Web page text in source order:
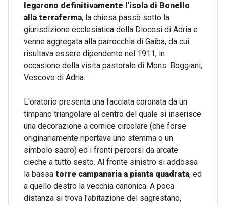
legarono definitivamente l'isola di Bonello
alla terraferma, la chiesa passò sotto la
giurisdizione ecclesiatica della Diocesi di Adria e
venne aggregata alla parrocchia di Gaiba, da cui
risultava essere dipendente nel 1911, in
occasione della visita pastorale di Mons. Boggiani,
Vescovo di Adria.
L'oratorio presenta una facciata coronata da un
timpano triangolare al centro del quale si inserisce
una decorazione a cornice circolare (che forse
originariamente riportava uno stemma o un
simbolo sacro) ed i fronti percorsi da arcate
cieche a tutto sesto. Al fronte sinistro si addossa
la bassa torre campanaria a pianta quadrata, ed
a quello destro la vecchia canonica. A poca
distanza si trova l'abitazione del sagrestano,